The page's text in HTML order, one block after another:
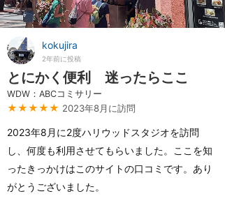
kokujira
2年前に投稿
とにかく便利 迷ったらここ
WDW：ABCコミサリー
★★★★★ 2023年8月に訪問
2023年8月に2度ハリウッドスタジオを訪問
し、何度も利用させてもらいました。ここを知
ったきっかけはこのサイトの口コミです。あり
がとうございました。